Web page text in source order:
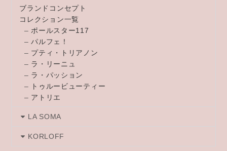
ブランドコンセプト
コレクション一覧
– ポールスター117
–パルフェ！
– プティ・トリアノン
– ラ・リーニュ
– ラ・パッション
–
トゥルービューティー
– アトリエ
LA SOMA
KORLOFF